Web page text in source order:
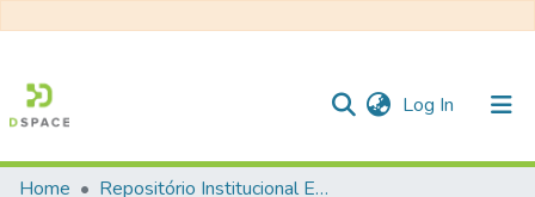
Log In (current)
Home
Repositório Institucional EESC